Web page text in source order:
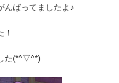
んばってましたよ♪
た(*^▽^*)